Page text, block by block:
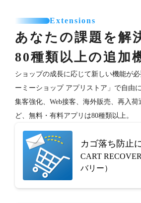
Extensions
あなたの課題を解
80種類以上の追加
ショップの成長に応じて新しい機能が
ーミーショップ アプリストア」で自由
集客強化、Web接客、海外販売、再入
ど、無料・有料アプリは80種類以上。
カゴ落ち防止
CART
バリー）